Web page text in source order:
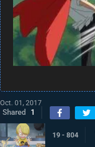
Oct. 01, 2017
Shared 1
19 - 804